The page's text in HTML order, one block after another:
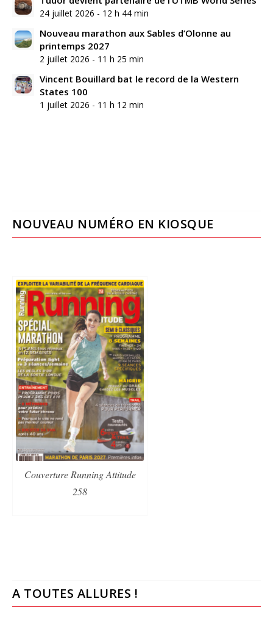
24 juillet 2026 - 12 h 44 min
Nouveau marathon aux Sables d’Olonne au
printemps 2027
2 juillet 2026 - 11 h 25 min
Vincent Bouillard bat le record de la Western
States 100
1 juillet 2026 - 11 h 12 min
NOUVEAU NUMÉRO EN KIOSQUE
Couverture Running Attitude
258
A TOUTES ALLURES !